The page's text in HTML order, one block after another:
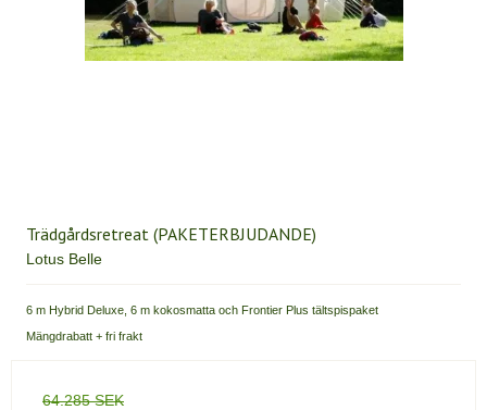
Trädgårdsretreat (PAKETERBJUDANDE)
Lotus Belle
6 m Hybrid Deluxe, 6 m kokosmatta och Frontier Plus tältspispaket
Mängdrabatt + fri frakt
64.285 SEK